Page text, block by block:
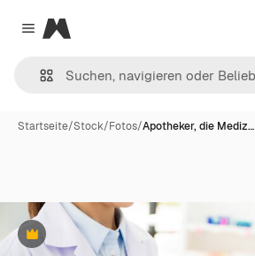
Close menu
Magnific
Startseite/Stock/Fotos/Apotheker, die Mediz…
Premium